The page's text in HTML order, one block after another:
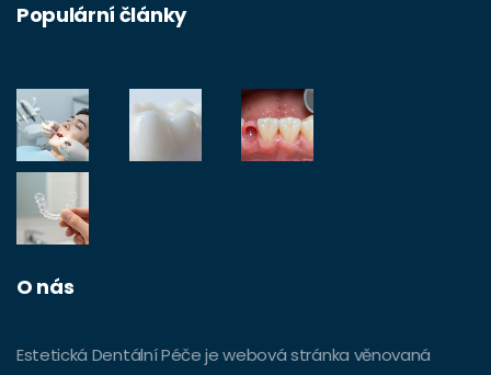
Populární články
O nás
Estetická Dentální Péče je webová stránka věnovaná